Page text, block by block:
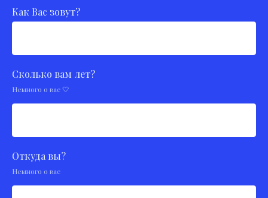
Как Вас зовут?
Сколько вам лет?
Немного о вас 🤍
Откуда вы?
Немного о вас